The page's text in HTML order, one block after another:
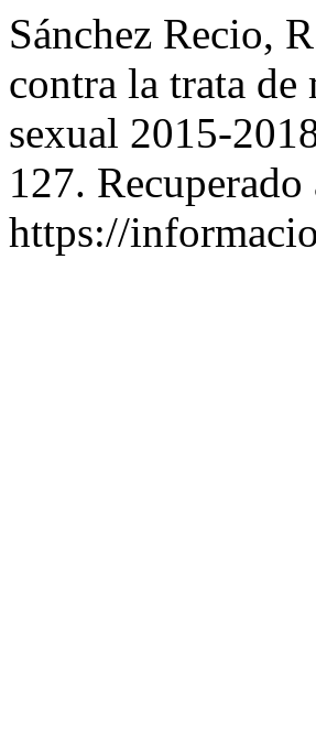
Sánchez Recio,
contra la trata
sexual 2015-
127.
https://